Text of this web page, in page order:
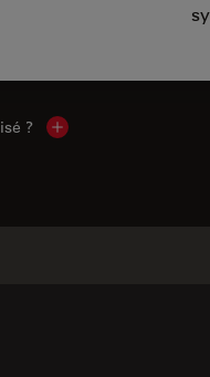
? Show local contacts